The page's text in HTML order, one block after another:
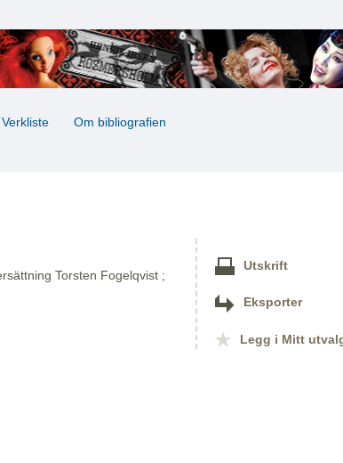
Verkliste Om bibliografien
Torsten Fogelqvist ;
Utskrift
Eksporter
Legg i Mitt